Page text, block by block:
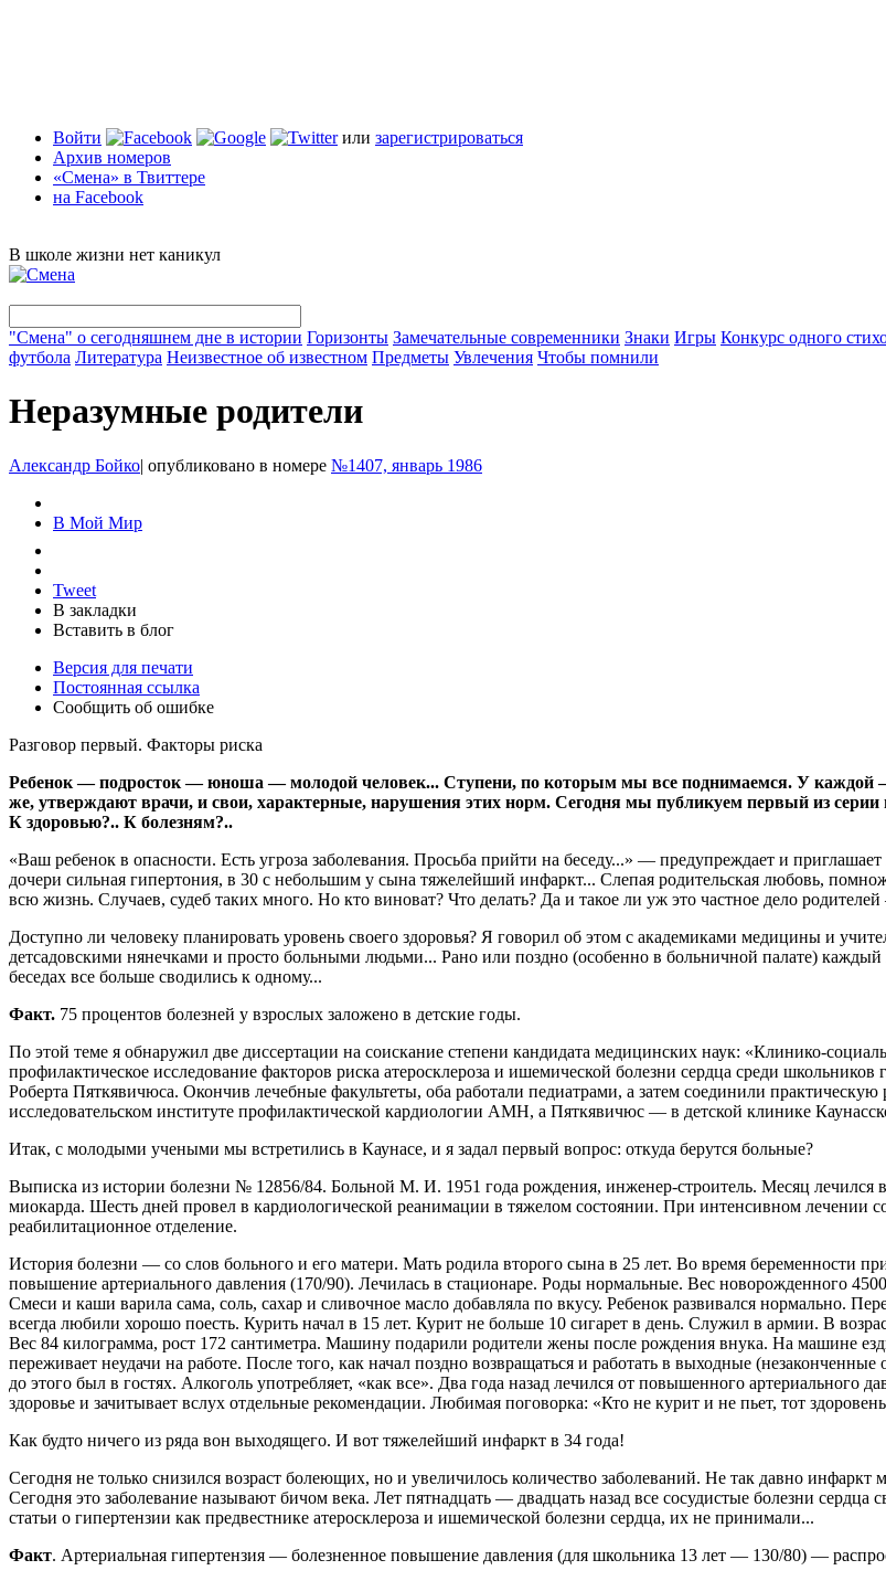
Войти или зарегистрироваться
Архив номеров
«Смена» в Твиттере
на Facebook
В школе жизни нет каникул
"Смена" о сегодняшнем дне в истории Горизонты Замечательные современники Знаки Игры Конкурс одного
футбола Литература Неизвестное об известном Предметы Увлечения Чтобы помнили
Неразумные родители
Александр Бойко| опубликовано в номере №1407, январь 1986
В Мой Мир
Tweet
В закладки
Вставить в блог
Версия для печати
Постоянная ссылка
Сообщить об ошибке
Разговор первый. Факторы риска
Ребенок — подросток — юноша — молодой человек... Ступени, по которым мы все поднимаемся. У каждой
же, утверждают врачи, и свои, характерные, нарушения этих норм. Сегодня мы публикуем первый из
К здоровью?.. К болезням?..
«Ваш ребенок в опасности. Есть угроза заболевания. Просьба прийти на беседу...» — предупреждает и
дочери сильная гипертония, в 30 с небольшим у сына тяжелейший инфаркт... Слепая родительская любовь,
всю жизнь. Случаев, судеб таких много. Но кто виноват? Что делать? Да и такое ли уж это частное дело
Доступно ли человеку планировать уровень своего здоровья? Я говорил об этом с академиками медицины и
детсадовскими нянечками и просто больными людьми... Рано или поздно (особенно в больничной палате) каждый
беседах все больше сводились к одному...
Факт. 75 процентов болезней у взрослых заложено в детские годы.
По этой теме я обнаружил две диссертации на соискание степени кандидата медицинских наук: «Клинико-
профилактическое исследование факторов риска атеросклероза и ишемической болезни сердца среди
Роберта Пяткявичюса. Окончив лечебные факультеты, оба работали педиатрами, а затем соединили
исследовательском институте профилактической кардиологии АМН, а Пяткявичюс — в детской клинике
Итак, с молодыми учеными мы встретились в Каунасе, и я задал первый вопрос: откуда берутся больные?
Выписка из истории болезни № 12856/84. Больной М. И. 1951 года рождения, инженер-строитель. Месяц
миокарда. Шесть дней провел в кардиологической реанимации в тяжелом состоянии. При интенсивном лечении
реабилитационное отделение.
История болезни — со слов больного и его матери. Мать родила второго сына в 25 лет. Во время беременности
повышение артериального давления (170/90). Лечилась в стационаре. Роды нормальные. Вес новорожденного
Смеси и каши варила сама, соль, сахар и сливочное масло добавляла по вкусу. Ребенок развивался нормально.
всегда любили хорошо поесть. Курить начал в 15 лет. Курит не больше 10 сигарет в день. Служил в армии. В
Вес 84 килограмма, рост 172 сантиметра. Машину подарили родители жены после рождения внука. На машине
переживает неудачи на работе. После того, как начал поздно возвращаться и работать в выходные
до этого был в гостях. Алкоголь употребляет, «как все». Два года назад лечился от повышенного
здоровье и зачитывает вслух отдельные рекомендации. Любимая поговорка: «Кто не курит и не пьет, тот
Как будто ничего из ряда вон выходящего. И вот тяжелейший инфаркт в 34 года!
Сегодня не только снизился возраст болеющих, но и увеличилось количество заболеваний. Не так давно
Сегодня это заболевание называют бичом века. Лет пятнадцать — двадцать назад все сосудистые болезни
статьи о гипертензии как предвестнике атеросклероза и ишемической болезни сердца, их не принимали...
Факт. Артериальная гипертензия — болезненное повышение давления (для школьника 13 лет — 130/80) —